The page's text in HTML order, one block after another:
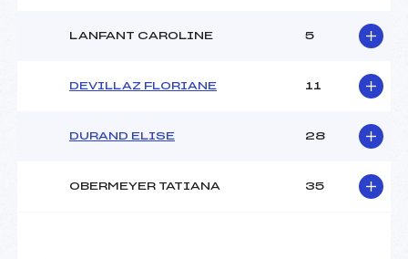
LANFANT CAROLINE 5
DEVILLAZ FLORIANE 11
DURAND ELISE 28
OBERMEYER TATIANA 35